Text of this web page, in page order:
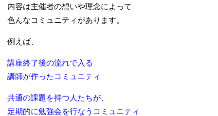
内容は主催者の想いや理念によって
色んなコミュニティがあります。
例えば、
講座終了後の流れで入る
講師が作ったコミュニティ
共通の課題を持つ人たちが、
定期的に勉強会を行なうコミュニティ